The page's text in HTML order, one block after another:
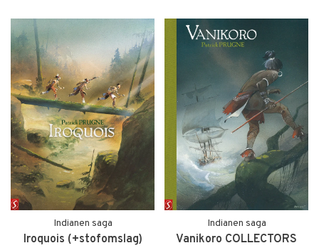
Indianen saga
Iroquois (+stofomslag)
Indianen saga
Vanikoro COLLECTORS